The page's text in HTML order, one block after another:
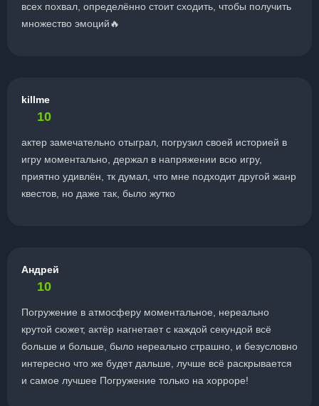
всех похвал, определённо стоит сходить, чтобы получить
множество эмоций🔥
killme
10
актер замечательно отыграл, погрузил своей историей в
игру моментально, держал в напряжении всю игру,
приятно удивлён, тк думал, что мне подходит другой жанр
квестов, но даже так, было жутко
Андрей
10
Погружение в атмосферу моментальное, нереально
крутой сюжет, актёр нагнетает с каждой секундой всё
больше и больше, было нереально страшно, и безусловно
интересно что же будет дальше, лучше всё раскрывается
и самое лучшее Погружение только на хорроре!